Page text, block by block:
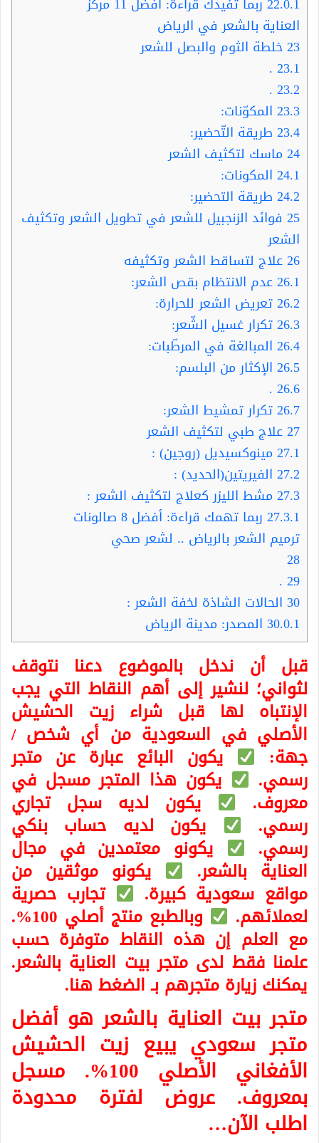
العناية بالشعر في الرياض
23خلطة الثوم والبصل للشعر
23.1
.
23.2
.
23.3 المكوّنات:
23.4 طريقة التّحضير:
24ماسك لتكثيف الشعر
24.1 المكونات:
24.2 طريقة التحضير:
25 فوائد الزنجبيل للشعر في تطويل الشعر وتكثيف
الشعر
26علاج لتساقط الشعر وتكثيفه
26.1عدم الانتظام بقص الشعر:
26.2تعريض الشعر للحرارة:
26.3تكرار غسيل الشّعر:
26.4 المبالغة في المرطّبات:
26.5 الإكثار من البلسم:
26.6
.
26.7تكرار تمشيط الشعر:
27علاج طبي لتكثيف الشعر
27.1مينوكسيديل (روجين) :
27.2 الفيريتين(الحديد) :
27.3مشط الليزر كعلاج لتكثيف الشعر :
27.3.1
ربما تهمك قراءة: أفضل 8 صالونات
ترميم الشعر بالرياض .. لشعر صحي
28
29
.
30 الحالات الشاذة لخفة الشعر :
30.0.1 المصدر: مدينة الرياض
قبل أن ندخل بالموضوع دعنا نتوقف
لثواني؛ لنشير إلى أهم النقاط التي يجب
الإنتباه لها قبل شراء زيت الحشيش
الأصلي في السعودية من أي شخص /
جهة: يكون البائع عبارة عن متجر
رسمي. يكون هذا المتجر مسجل في
معروف. يكون لديه سجل تجاري
رسمي. يكون لديه حساب بنكي
رسمي. يكونو معتمدين في مجال
العناية بالشعر. يكونو موثقين من
مواقع سعودية كبيرة. تجارب حصرية
لعملائهم. وبالطبع منتج أصلي 100%.
مع العلم إن هذه النقاط متوفرة حسب
علمنا فقط لدى متجر بيت العناية بالشعر.
يمكنك زيارة متجرهم بـالضغط هنا.
متجر بيت العناية بالشعر هو أفضل
متجر سعودي يبيع زيت الحشيش
الأفغاني الأصلي 100%. مسجل
بمعروف. عروض لفترة محدودة
اطلب الآن…